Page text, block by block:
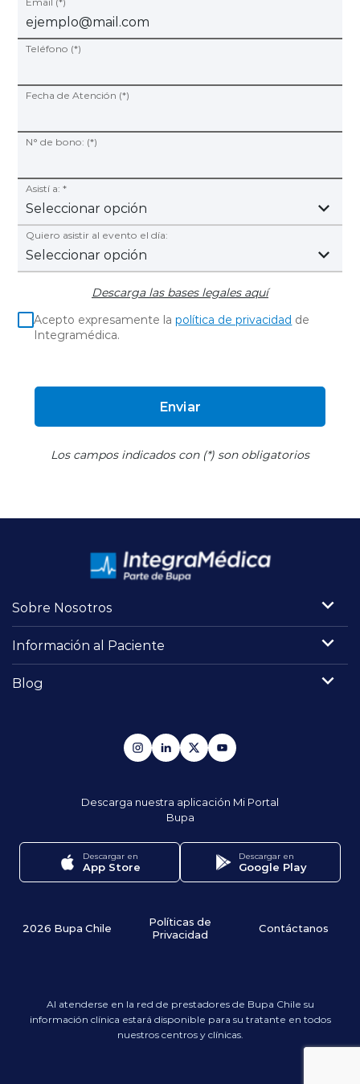
Teléfono (*)
Fecha de Atención (*)
N° de bono: (*)
Asistí a: *
Quiero asistir al evento el día:
Descarga las bases legales aquí
Acepto expresamente lapolítica de privacidad de
Integramédica.
Enviar
Los campos indicados con (*) son obligatorios
Sobre Nosotros
Información al Paciente
Blog
Descarga nuestra aplicación Mi Portal
Bupa
Descargar en
App Store
Descargar en
Google Play
2026 Bupa Chile
Políticas de
Privacidad
Contáctanos
Al atenderse en la red de prestadores de Bupa Chile su
información clínica estará disponible para su tratante en todos
nuestros centros y clínicas.